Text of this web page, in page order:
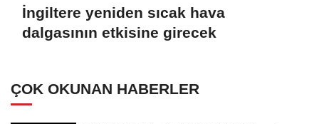
İngiltere yeniden sıcak hava
dalgasının etkisine girecek
ÇOK OKUNAN HABERLER